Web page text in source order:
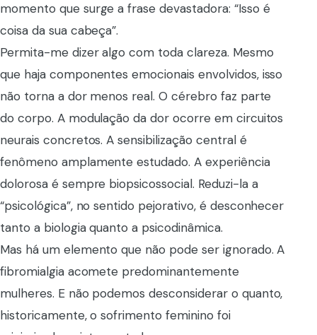
momento que surge a frase devastadora: “Isso é
coisa da sua cabeça”.
Permita-me dizer algo com toda clareza. Mesmo
que haja componentes emocionais envolvidos, isso
não torna a dor menos real. O cérebro faz parte
do corpo. A modulação da dor ocorre em circuitos
neurais concretos. A sensibilização central é
fenômeno amplamente estudado. A experiência
dolorosa é sempre biopsicossocial. Reduzi-la a
“psicológica”, no sentido pejorativo, é desconhecer
tanto a biologia quanto a psicodinâmica.
Mas há um elemento que não pode ser ignorado. A
fibromialgia acomete predominantemente
mulheres. E não podemos desconsiderar o quanto,
historicamente, o sofrimento feminino foi